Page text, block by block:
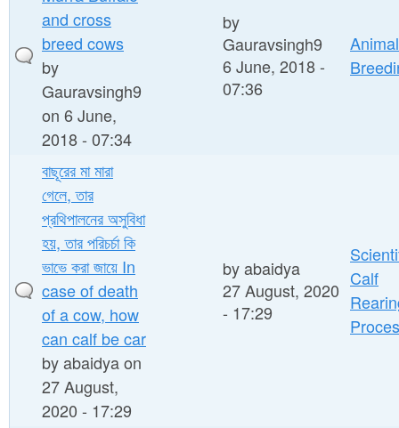
and cross
breed cows
by
Gauravsingh9
on 6 June,
2018 - 07:34
by
Gauravsingh9
6 June, 2018 -
07:36
Animal
বাছূরের মা মারা
গেলে, তার
প্রথিপালনের অসুবিধা
হয়, তার পরিচর্চা কি
ভাভে করা জায়ে In
case of death
of a cow, how
can calf be car
byabaidyaon
27 August,
2020 - 17:29
byabaidya
27 August, 2020
- 17:29
Calf